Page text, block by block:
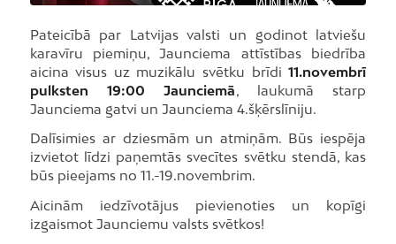
Pateicībā par Latvijas valsti un godinot latviešu
karavīru piemiņu, Jaunciema attīstības biedrība
aicina visus uz muzikālu svētku brīdi11.novembrī
pulksten 19:00 Jaunciemā, laukumā starp
Jaunciema gatvi un Jaunciema 4.šķērslīniju.
Dalīsimies ar dziesmām un atmiņām. Būs iespēja
izvietot līdzi paņemtās svecītes svētku stendā, kas
būs pieejams no 11.-19.novembrim.
Aicinām iedzīvotājus pievienoties un kopīgi
izgaismot Jaunciemu valsts svētkos!